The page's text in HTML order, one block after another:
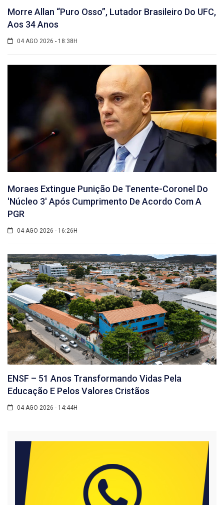
Morre Allan “Puro Osso”, Lutador Brasileiro Do UFC,
Aos 34 Anos
04 AGO 2026 - 18:38H
Moraes Extingue Punição De Tenente-Coronel Do
'núcleo 3' Após Cumprimento De Acordo Com A
PGR
04 AGO 2026 - 16:26H
ENSF – 51 Anos Transformando Vidas Pela
Educação E Pelos Valores Cristãos
04 AGO 2026 - 14:44H